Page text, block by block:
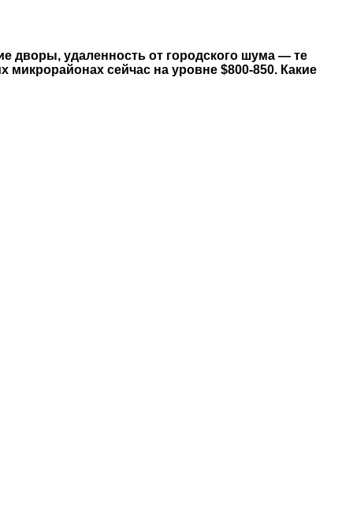
дворы, удаленность от городского шума — те
сейчас на уровне $800-850. Какие